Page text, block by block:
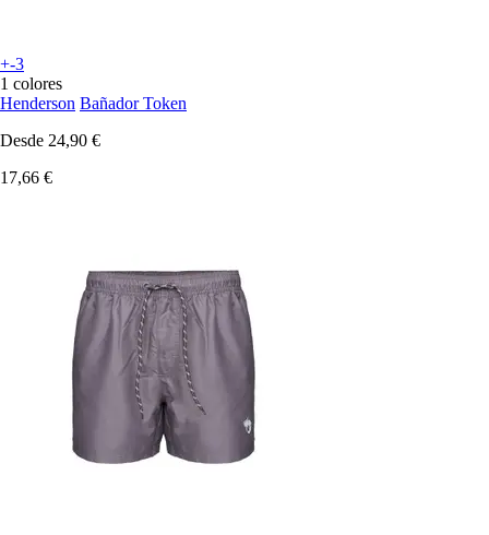
+-3
1 colores
Henderson Bañador Token
Desde 24,90 €
17,66 €